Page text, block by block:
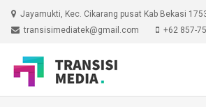
Skip
Jayamukti, Kec. Cikarang pusat Kab Bekasi
transisimediatek@gmail.com
+62 857-